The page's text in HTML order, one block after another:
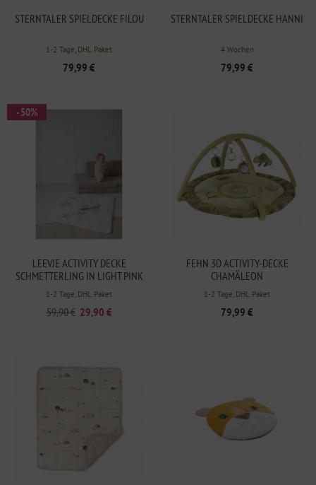
STERNTALER SPIELDECKE FILOU
1-2 Tage, DHL Paket
79,99 €
STERNTALER SPIELDECKE HANNI
4 Wochen
79,99 €
LEEVJE ACTIVITY DECKE
SCHMETTERLING IN LIGHT PINK
1-2 Tage, DHL Paket
59,90 € 29,90 €
- 50%
FEHN 3D ACTIVITY-DECKE
CHAMÄLEON
1-2 Tage, DHL Paket
79,99 €